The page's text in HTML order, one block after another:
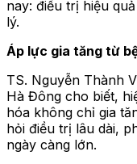
nay: điều trị hiệu
lý.
Áp lực gia tăng từ
TS. Nguyễn Thành
Hà Đông cho biết,
hóa không chỉ gia
hỏi điều trị lâu dài,
ngày càng lớn.